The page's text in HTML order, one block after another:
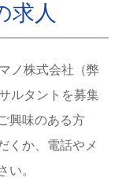
求人
ノ株式会社（弊
ルタントを募集
興味のある方
くか、電話やメ
い。